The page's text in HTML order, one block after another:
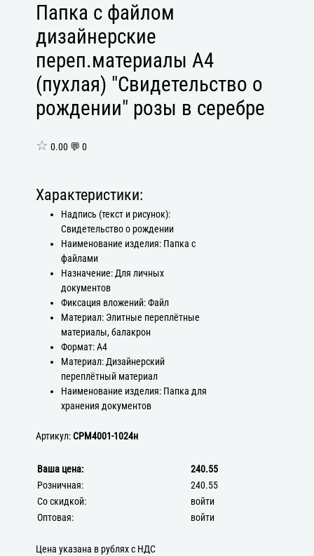
Папка с файлом
дизайнерские
переп.материалы А4
(пухлая) "Свидетельство о
рождении" розы в серебре
☆ 0.00 💬 0
Характеристики:
Надпись (текст и рисунок):
Свидетельство о рождении
Наименование изделия: Папка с
файлами
Назначение: Для личных
документов
Фиксация вложений: Файл
Материал: Элитные переплётные
материалы, балакрон
Формат: А4
Материал: Дизайнерский
переплётный материал
Наименование изделия: Папка для
хранения документов
Артикул:СРМ4001-1024н
Ваша цена:
240.55
Розничная:
240.55
Со скидкой:
войти
Оптовая:
войти
Цена указана в рублях с НДС